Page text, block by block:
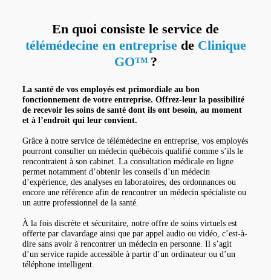
En quoi consiste le service de
télémédecine en entreprisede Clinique
GO™?
La santé de vos employés est primordiale au bon
fonctionnement de votre entreprise. Offrez-leur la possibilité
de recevoir les soins de santé dont ils ont besoin, au moment
et à l’endroit qui leur convient.
Grâce à notre service de télémédecine en entreprise, vos employés
pourront consulter un médecin québécois qualifié comme s’ils le
rencontraient à son cabinet. La consultation médicale en ligne
permet notamment d’obtenir les conseils d’un médecin
d’expérience, des analyses en laboratoires, des ordonnances ou
encore une référence afin de rencontrer un médecin spécialiste ou
un autre professionnel de la santé.
À la fois discrète et sécuritaire, notre offre de soins virtuels est
offerte par clavardage ainsi que par appel audio ou vidéo, c’est-à-
dire sans avoir à rencontrer un médecin en personne. Il s’agit
d’un service rapide accessible à partir d’un ordinateur ou d’un
téléphone intelligent.